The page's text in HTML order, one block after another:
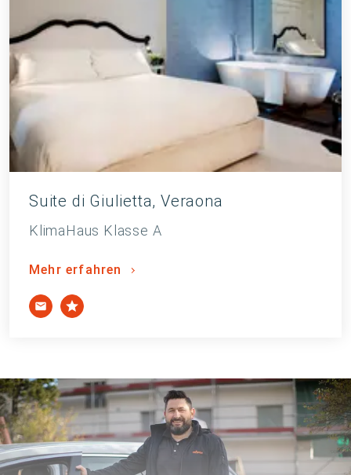
Suite di Giulietta, Veraona
KlimaHaus Klasse A
Mehr erfahren